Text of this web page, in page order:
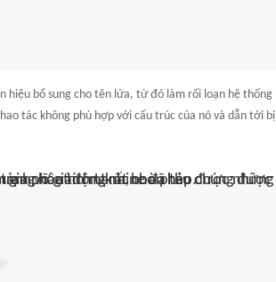
hiệu bổ sung cho tên lửa, từ đó làm rối loạn hệ thống
tác không phù hợp với cấu trúc của nó và dẫn tới bị